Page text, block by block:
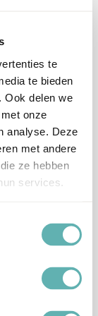
te
te bieden
Ook delen we
onze
analyse. Deze
met andere
ze hebben
services.
van
beïnvloeden.
Noten, Pinda's,
Selderij en
Mosterd.
3700392440589